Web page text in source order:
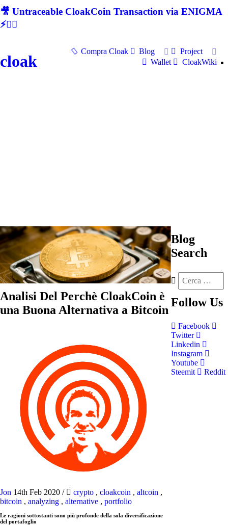
🎥 Untraceable CloakCoin Transaction via ENIGMA
⚡🕵‍♂
cloak
Compra Cloak Blog
Project
Wallet
CloakWiki
Analisi Del Perchè CloakCoin è
una Buona Alternativa a Bitcoin
Jon 14th Feb 2020 / crypto , cloakcoin , altcoin ,
bitcoin , analyzing , alternative , portfolio
Le ragioni sottostanti sono più profonde della sola diversificazione
del portafoglio
Blog
Search
Follow Us
Facebook
Twitter
Linkedin
Instagram
Youtube
Steemit
Reddit